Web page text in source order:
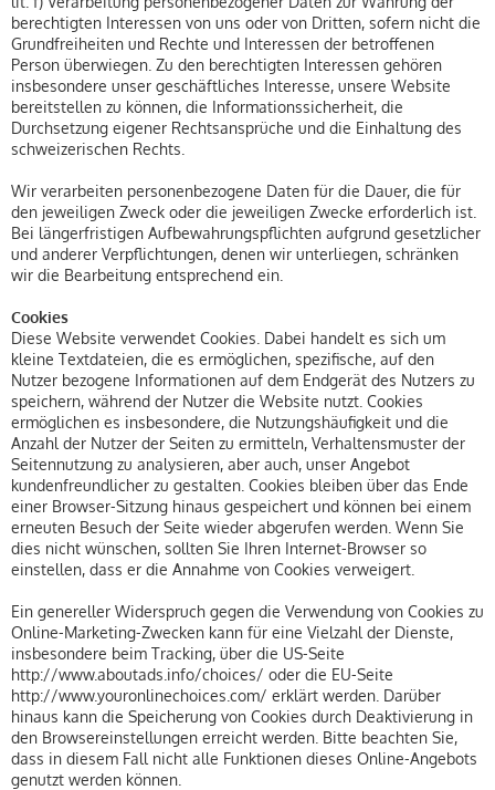
berechtigten Interessen von uns oder von Dritten, sofern nicht die
Grundfreiheiten und Rechte und Interessen der betroffenen
Person überwiegen. Zu den berechtigten Interessen gehören
insbesondere unser geschäftliches Interesse, unsere Website
bereitstellen zu können, die Informationssicherheit, die
Durchsetzung eigener Rechtsansprüche und die Einhaltung des
schweizerischen Rechts.
Wir verarbeiten personenbezogene Daten für die Dauer, die für
den jeweiligen Zweck oder die jeweiligen Zwecke erforderlich ist.
Bei längerfristigen Aufbewahrungspflichten aufgrund gesetzlicher
und anderer Verpflichtungen, denen wir unterliegen, schränken
wir die Bearbeitung entsprechend ein.
Cookies
Diese Website verwendet Cookies. Dabei handelt es sich um
kleine Textdateien, die es ermöglichen, spezifische, auf den
Nutzer bezogene Informationen auf dem Endgerät des Nutzers zu
speichern, während der Nutzer die Website nutzt. Cookies
ermöglichen es insbesondere, die Nutzungshäufigkeit und die
Anzahl der Nutzer der Seiten zu ermitteln, Verhaltensmuster der
Seitennutzung zu analysieren, aber auch, unser Angebot
kundenfreundlicher zu gestalten. Cookies bleiben über das Ende
einer Browser-Sitzung hinaus gespeichert und können bei einem
erneuten Besuch der Seite wieder abgerufen werden. Wenn Sie
dies nicht wünschen, sollten Sie Ihren Internet-Browser so
einstellen, dass er die Annahme von Cookies verweigert.
Ein genereller Widerspruch gegen die Verwendung von Cookies zu
Online-Marketing-Zwecken kann für eine Vielzahl der Dienste,
insbesondere beim Tracking, über die US-Seite
http://www.aboutads.info/choices/ oder die EU-Seite
http://www.youronlinechoices.com/ erklärt werden. Darüber
hinaus kann die Speicherung von Cookies durch Deaktivierung in
den Browsereinstellungen erreicht werden. Bitte beachten Sie,
dass in diesem Fall nicht alle Funktionen dieses Online-Angebots
genutzt werden können.